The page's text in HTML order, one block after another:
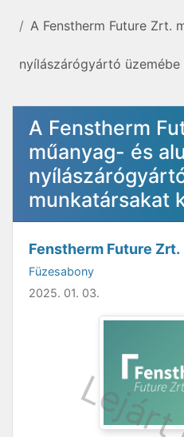
A Fenstherm Future Zrt.
nyílászárógyártó
A Fenstherm
műanyag- és
munkatársakat
Fenstherm Future Zrt.
Füzesabony
2025. 01. 03.